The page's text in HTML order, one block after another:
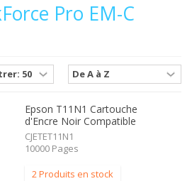
Pro EM-C
Epson T11N1 Cartouche
d'Encre Noir Compatible
CJETET11N1
10000 Pages
2 Produits en stock